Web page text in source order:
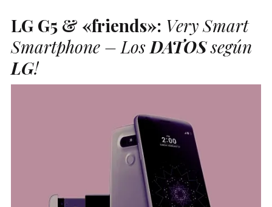
LG G5 & «friends»: Very Smart
Smartphone – Los DATOSsegún
LG!